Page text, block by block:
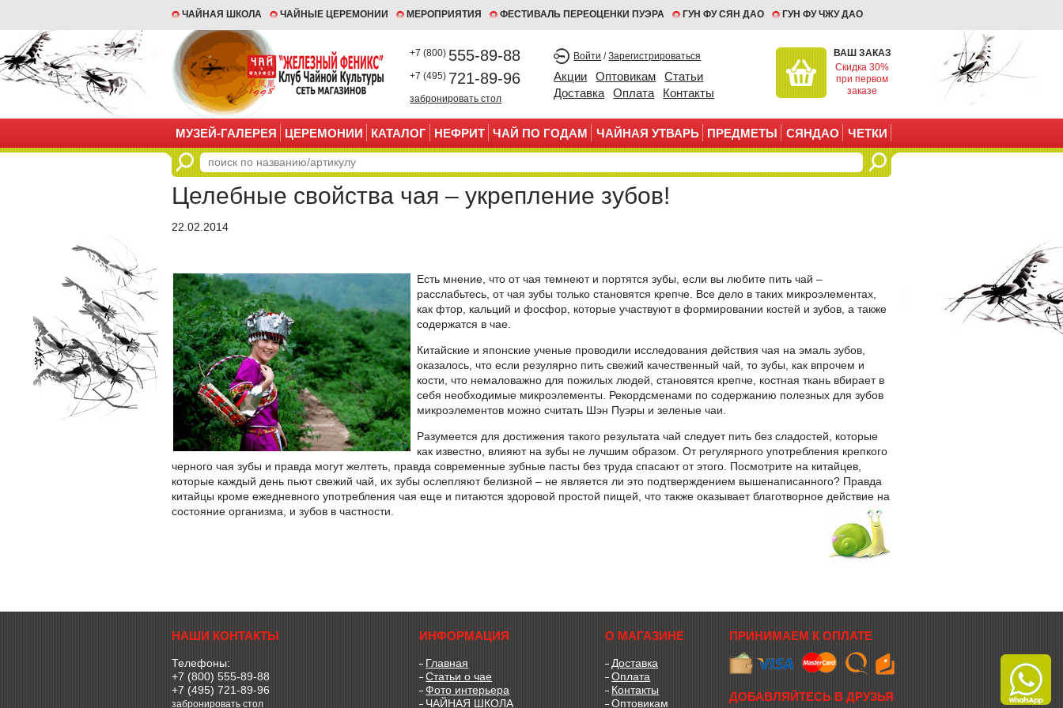
ЧАЙНАЯ ШКОЛА ЧАЙНЫЕ ЦЕРЕМОНИИ МЕРОПРИЯТИЯ ФЕСТИВАЛЬ ПЕРЕОЦЕНКИ ПУЭРА ГУН ФУ СЯН ДАО ГУН ФУ ЧЖУ ДАО
+7 (800) 555-89-88
+7 (495) 721-89-96
забронировать стол
Войти /Зарегистрироваться
Акции Оптовикам
Статьи
Доставка
Оплата Контакты
ВАШ ЗАКАЗ
Скидка 30%
при первом
заказе
МУЗЕЙ-ГАЛЕРЕЯ ЦЕРЕМОНИИ КАТАЛОГ НЕФРИТ ЧАЙ ПО ГОДАМ ЧАЙНАЯ УТВАРЬ ПРЕДМЕТЫ СЯНДАО ЧЕТКИ
Целебные свойства чая – укрепление зубов!
22.02.2014
Есть мнение, что от чая темнеют и портятся зубы, если вы любите пить чай –
расслабьтесь, от чая зубы только становятся крепче. Все дело в таких микроэлементах,
как фтор, кальций и фосфор, которые участвуют в формировании костей и зубов, а также
содержатся в чае.
Китайские и японские ученые проводили исследования действия чая на эмаль зубов,
оказалось, что если резулярно пить свежий качественный чай, то зубы, как впрочем и
кости, что немаловажно для пожилых людей, становятся крепче, костная ткань вбирает в
себя необходимые микроэлементы. Рекордсменами по содержанию полезных для зубов
микроэлементов можно считать Шэн Пуэры и зеленые чаи
Разумеется для достижения такого результата чай следует пить без сладостей, которые
как известно, влияют на зубы не лучшим образом. От регулярного употребления крепкого
черного чая зубы и правда могут желтеть, правда современные зубные пасты без труда спасают от этого. Посмотрите на китайцев,
которые каждый день пьют свежий чай, их зубы ослепляют белизной – не является ли это подтверждением вышенаписанного? Правда
китайцы кроме ежедневного употребления чая еще и питаются здоровой простой пищей, что также оказывает благотворное действие на
состояние организма, и зубов в частности.
НАШИ КОНТАКТЫ
Телефоны:
+7 (800) 555-89-88
+7 (495) 721-89-96
забронировать стол
ИНФОРМАЦИЯ
Главная
Статьи о чае
Фото интерьера
ЧАЙНАЯ ШКОЛА
О МАГАЗИНЕ
Доставка
Оплата
Контакты
Оптовикам
ПРИНИМАЕМ К ОПЛАТЕ
ДОБАВЛЯЙТЕСЬ В ДРУЗЬЯ